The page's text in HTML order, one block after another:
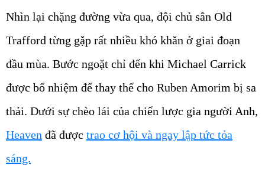
Nhìn lại chặng đường vừa qua, đội chủ sân Old
Trafford từng gặp rất nhiều khó khăn ở giai đoạn
đầu mùa. Bước ngoặt chỉ đến khi Michael Carrick
được bổ nhiệm để thay thế cho Ruben Amorim bị sa
thải. Dưới sự chèo lái của chiến lược gia người Anh,
Heaven đã được trao cơ hội và ngay lập tức tỏa
sáng.